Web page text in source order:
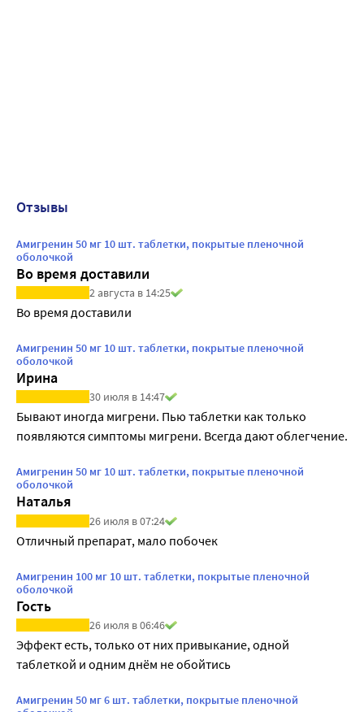
Отзывы
Амигренин 50 мг 10 шт. таблетки, покрытые пленочной
оболочкой
Во время доставили
2 августа в 14:25
Во время доставили
Амигренин 50 мг 10 шт. таблетки, покрытые пленочной
оболочкой
Ирина
30 июля в 14:47
Бывают иногда мигрени. Пью таблетки как только
появляются симптомы мигрени. Всегда дают облегчение.
Амигренин 50 мг 10 шт. таблетки, покрытые пленочной
оболочкой
Наталья
26 июля в 07:24
Отличный препарат, мало побочек
Амигренин 100 мг 10 шт. таблетки, покрытые пленочной
оболочкой
Гость
26 июля в 06:46
Эффект есть, только от них привыкание, одной
таблеткой и одним днём не обойтись
Амигренин 50 мг 6 шт. таблетки, покрытые пленочной